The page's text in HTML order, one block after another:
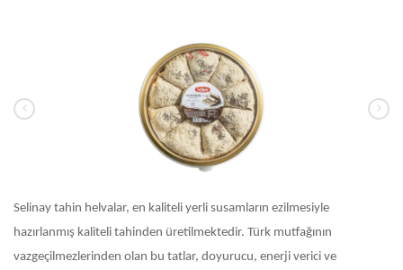
Selinay tahin helvalar, en kaliteli yerli susamların ezilmesiyle
hazırlanmış kaliteli tahinden üretilmektedir. Türk mutfağının
vazgeçilmezlerinden olan bu tatlar, doyurucu, enerji verici ve